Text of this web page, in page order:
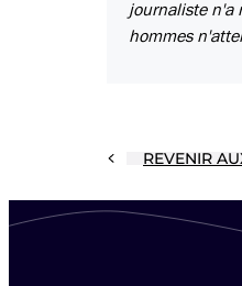
journaliste n'a
hommes
REVENIR